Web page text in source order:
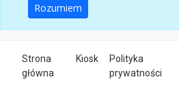
Rozumiem
Strona
główna
Kiosk
Polityka
prywatności